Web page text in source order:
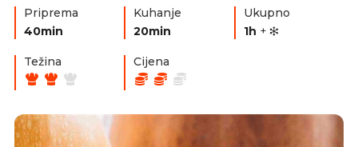
Priprema
40min
Kuhanje
20min
Ukupno
1h +
Težina Cijena